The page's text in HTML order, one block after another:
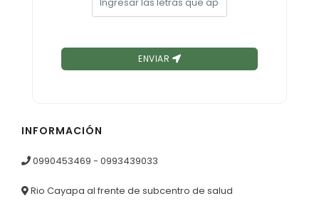
Procesos de contratación
Obras y proyectosENVIAR
INFORMACIÓN
0990453469 - 0993439033
Rio Cayapa al frente de subcentro de salud